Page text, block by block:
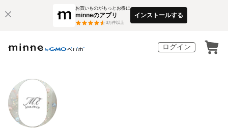
お買いものがもっとお得に
minneのアプリ
3万件以上
インストールする
ログイン